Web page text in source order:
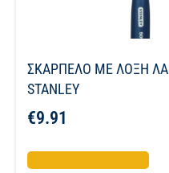
ΣΚΑΡΠΕΛΟ ΜΕ ΛΟΞΗ
STANLEY
€9.91